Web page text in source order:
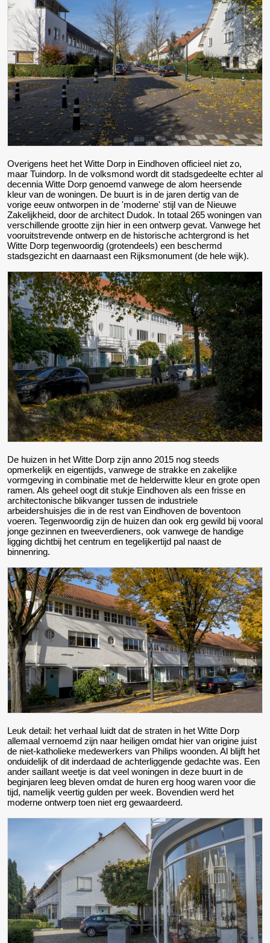
Overigens heet het Witte Dorp in Eindhoven officieel niet zo,
maar Tuindorp. In de volksmond wordt dit stadsgedeelte echter al
decennia Witte Dorp genoemd vanwege de alom heersende
kleur van de woningen. De buurt is in de jaren dertig van de
vorige eeuw ontworpen in de 'moderne' stijl van de Nieuwe
Zakelijkheid, door de architect Dudok. In totaal 265 woningen van
verschillende grootte zijn hier in een ontwerp gevat. Vanwege het
vooruitstrevende ontwerp en de historische achtergrond is het
Witte Dorp tegenwoordig (grotendeels) een beschermd
stadsgezicht en daarnaast een Rijksmonument (de hele wijk).
De huizen in het Witte Dorp zijn anno 2015 nog steeds
opmerkelijk en eigentijds, vanwege de strakke en zakelijke
vormgeving in combinatie met de helderwitte kleur en grote open
ramen. Als geheel oogt dit stukje Eindhoven als een frisse en
architectonische blikvanger tussen de industriele
arbeidershuisjes die in de rest van Eindhoven de boventoon
voeren. Tegenwoordig zijn de huizen dan ook erg gewild bij vooral
jonge gezinnen en tweeverdieners, ook vanwege de handige
ligging dichtbij het centrum en tegelijkertijd pal naast de
binnenring.
Leuk detail: het verhaal luidt dat de straten in het Witte Dorp
allemaal vernoemd zijn naar heiligen omdat hier van origine juist
de niet-katholieke medewerkers van Philips woonden. Al blijft het
onduidelijk of dit inderdaad de achterliggende gedachte was. Een
ander saillant weetje is dat veel woningen in deze buurt in de
beginjaren leeg bleven omdat de huren erg hoog waren voor die
tijd, namelijk veertig gulden per week. Bovendien werd het
moderne ontwerp toen niet erg gewaardeerd.